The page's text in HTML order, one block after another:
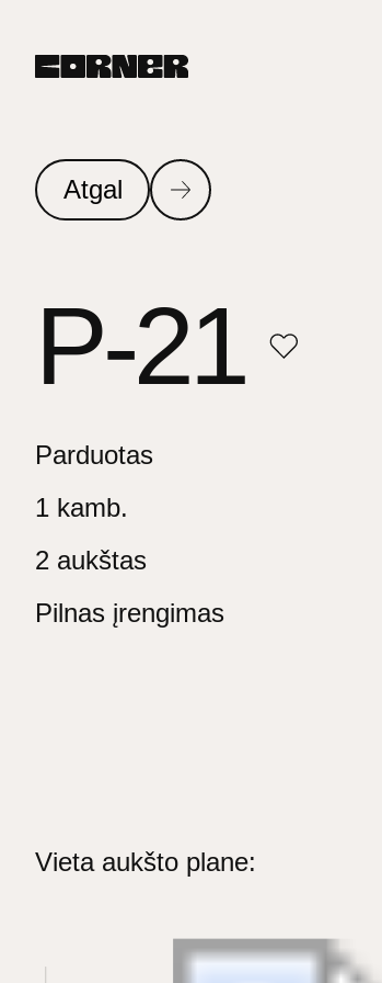
Atgal
P-21
Parduotas
1 kamb.
2 aukštas
Pilnas įrengimas
Vieta aukšto plane: